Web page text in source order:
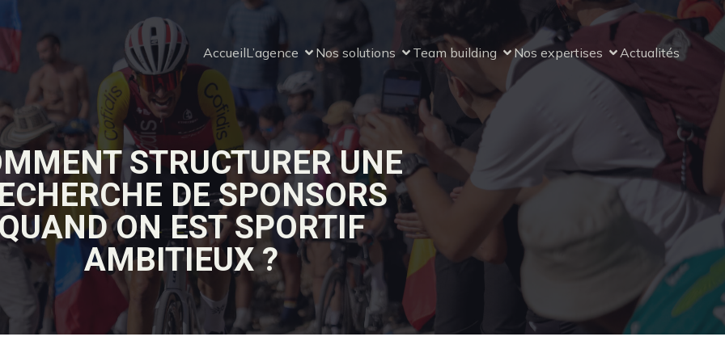
AccueilL’agence Nos solutions Team building Nos expertises Actualités
STRUCTURER UNE
DE SPONSORS
ON EST SPORTIF
AMBITIEUX ?